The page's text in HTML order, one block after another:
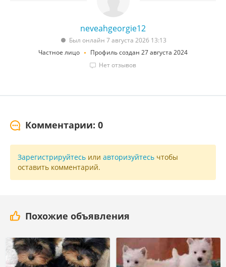
neveahgeorgie12
Был онлайн 7 августа 2026 13:13
Частное лицо
Профиль создан 27 августа 2024
Нет отзывов
Комментарии: 0
Зарегистрируйтесь или авторизуйтесь чтобы
оставить комментарий.
Похожие объявления